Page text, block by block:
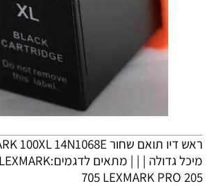
ראש דיו תואם שחור
מיכל גדולה | | | מתאים לדגמים:LEXMARK
705 LEXMARK PRO 205